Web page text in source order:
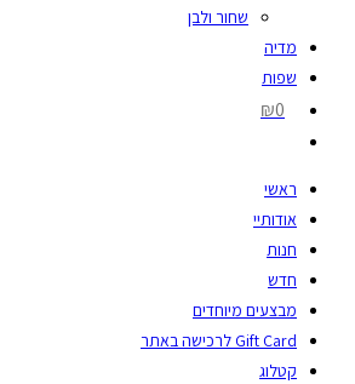
שחור ולבן
מדיה
שפות
₪0
ראשי
אודותיי
חנות
חדש
מבצעים מיוחדים
Gift Card לרכישה באתר
קטלוג